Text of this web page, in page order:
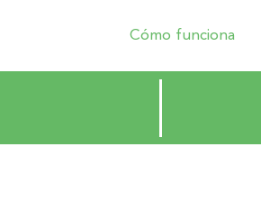
Cómo funciona